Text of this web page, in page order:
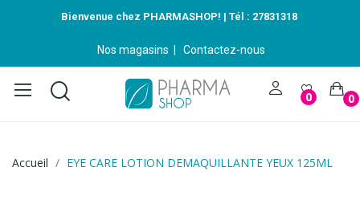
Bienvenue chez PHARMASHOP! | Tél : 27831318
Nos magasins Contactez-nous
0 0
Accueil EYE CARE LOTION DEMAQUILLANTE YEUX 125ML